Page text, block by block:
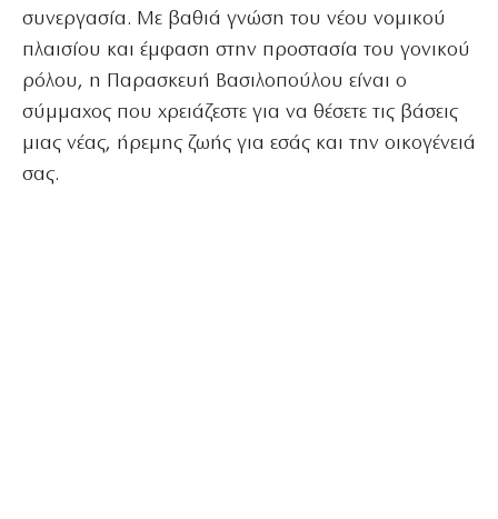
συνεργασία. Με βαθιά γνώση του νέου νομικού
πλαισίου και έμφαση στην προστασία του γονικού
ρόλου, η Παρασκευή Βασιλοπούλου είναι ο
σύμμαχος που χρειάζεστε για να θέσετε τις βάσεις
μιας νέας, ήρεμης ζωής για εσάς και την οικογένειά
σας.